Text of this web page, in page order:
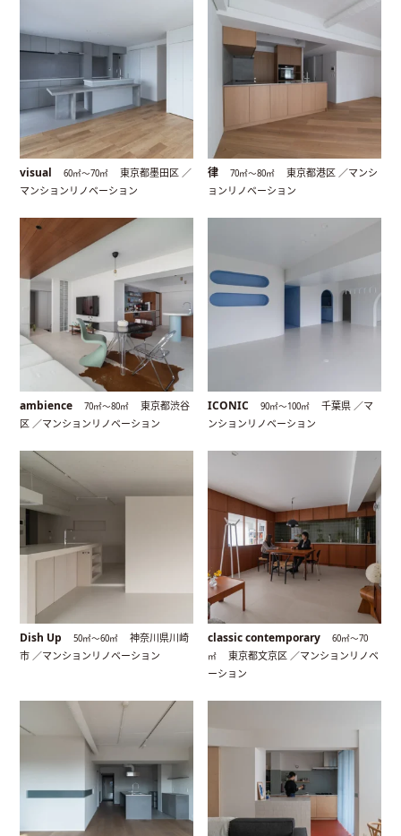
visual 60㎡〜70㎡
東京都墨田区 ／
マンションリノベーション
律 70㎡〜80㎡
東京都港区 ／マンシ
ョンリノベーション
ambience 70㎡〜80㎡
東京都渋谷
区 ／マンションリノベーション
ICONIC 90㎡〜100㎡
千葉県 ／マ
ンションリノベーション
Dish Up 50㎡〜60㎡
神奈川県川崎
市 ／マンションリノベーション
classic contemporary
60㎡〜70
㎡
東京都文京区 ／マンションリノベ
ーション